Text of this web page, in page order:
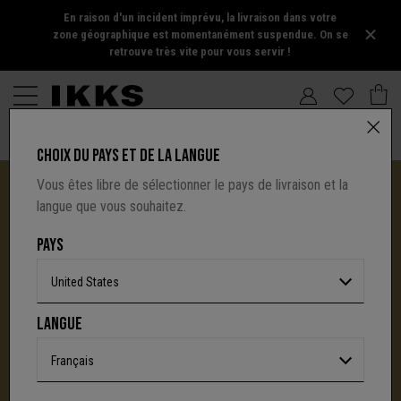
En raison d'un incident imprévu, la livraison dans votre
zone géographique est momentanément suspendue. On se
retrouve très vite pour vous servir !
UNE NOUVELLE PAGE S'ÉCRIT AVEC IKKS
C'est la fin d'une aventure : le site I.Code ferme
définitivement.Mais l'audace, la créativité
CHOIX DU PAYS ET DE LA LANGUE
Vous êtes libre de sélectionner le pays de livraison et la
langue que vous souhaitez.
PAYS
United States
LANGUE
Français